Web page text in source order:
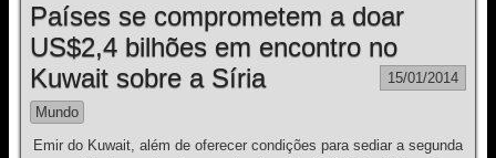
Países se comprometem a doar
US$2,4 bilhões em encontro no
Kuwait sobre a Síria
15/01/2014
Mundo
Emir do Kuwait, além de oferecer condições para sediar a segunda